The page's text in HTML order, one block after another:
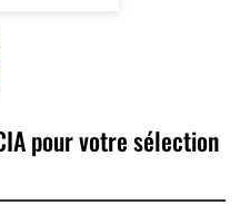
pour votre sélection